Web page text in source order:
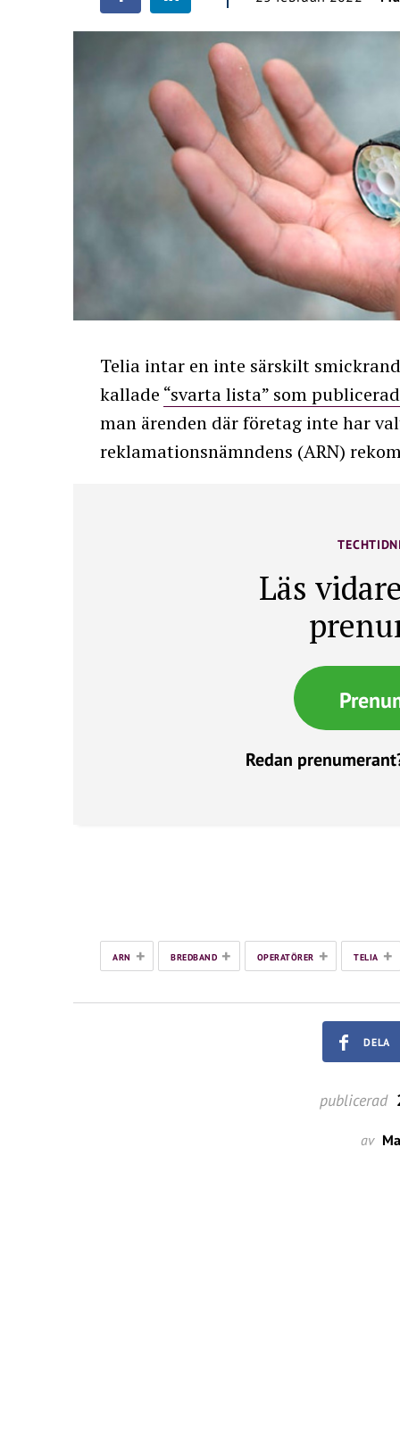
Telia intar en inte särskilt
kallade “svarta lista” som
man ärenden där företag inte har
reklamationsnämndens (ARN)
Läs
Redan
ARN + BREDBAND + OPERATÖRER + TELIA +
DELA
publicerad
av